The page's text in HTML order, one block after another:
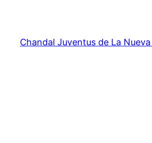
contenido
Chandal Juventus de La